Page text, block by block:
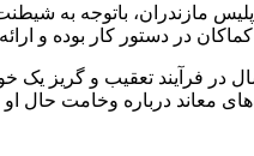
مازندران، باتوجه به
در دستور کار بوده و
در فرآیند تعقیب و گریز
معاند درباره وخامت